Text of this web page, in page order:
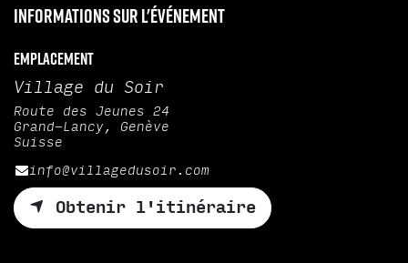
Informations sur l'événement
Emplacement
Village du Soir
Route des Jeunes 24
Grand-Lancy, Genève
Suisse
info@villagedusoir.com
Obtenir l'itinéraire